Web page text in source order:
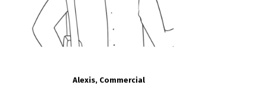
Alexis, Commercial